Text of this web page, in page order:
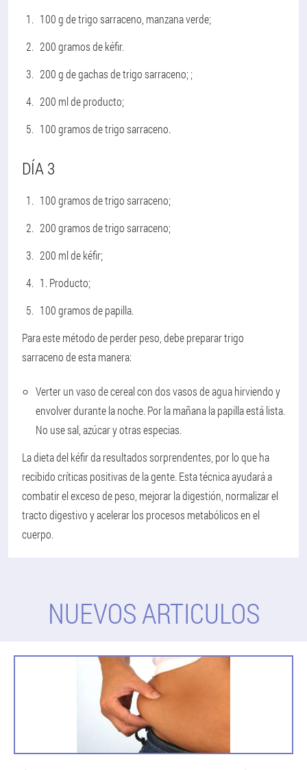
100 g de trigo sarraceno, manzana verde;
200 gramos de kéfir.
200 g de gachas de trigo sarraceno; ;
200 ml de producto;
100 gramos de trigo sarraceno.
DÍA 3
100 gramos de trigo sarraceno;
200 gramos de trigo sarraceno;
200 ml de kéfir;
1. Producto;
100 gramos de papilla.
Para este método de perder peso, debe preparar trigo
sarraceno de esta manera:
Verter un vaso de cereal con dos vasos de agua hirviendo y
envolver durante la noche. Por la mañana la papilla está lista.
No use sal, azúcar y otras especias.
La dieta del kéfir da resultados sorprendentes, por lo que ha
recibido críticas positivas de la gente. Esta técnica ayudará a
combatir el exceso de peso, mejorar la digestión, normalizar el
tracto digestivo y acelerar los procesos metabólicos en el
cuerpo.
NUEVOS ARTICULOS